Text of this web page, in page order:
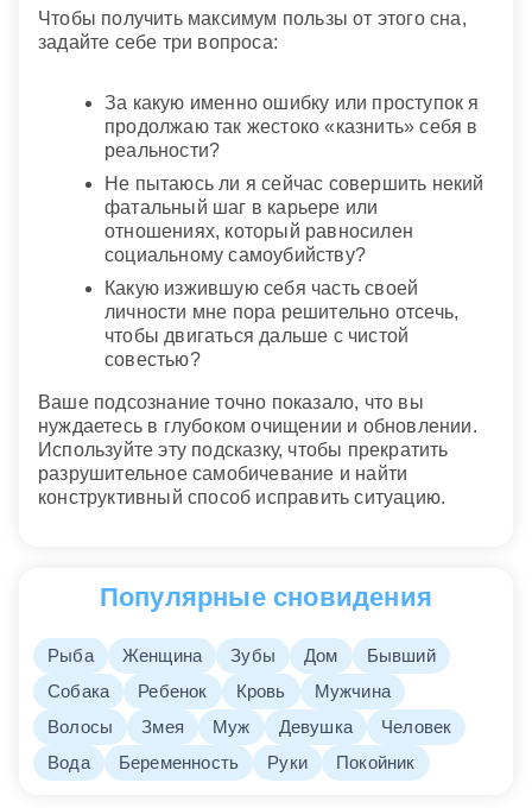
Чтобы получить максимум пользы от этого сна,
задайте себе три вопроса:
За какую именно ошибку или проступок я
продолжаю так жестоко «казнить» себя в
реальности?
Не пытаюсь ли я сейчас совершить некий
фатальный шаг в карьере или
отношениях, который равносилен
социальному самоубийству?
Какую изжившую себя часть своей
личности мне пора решительно отсечь,
чтобы двигаться дальше с чистой
совестью?
Ваше подсознание точно показало, что вы
нуждаетесь в глубоком очищении и обновлении.
Используйте эту подсказку, чтобы прекратить
разрушительное самобичевание и найти
конструктивный способ исправить ситуацию.
Популярные сновидения
Рыба Женщина Зубы Дом
Бывший
Собака
Ребенок Кровь
Мужчина
Волосы
Змея Муж Девушка
Человек
Вода
Беременность Руки Покойник